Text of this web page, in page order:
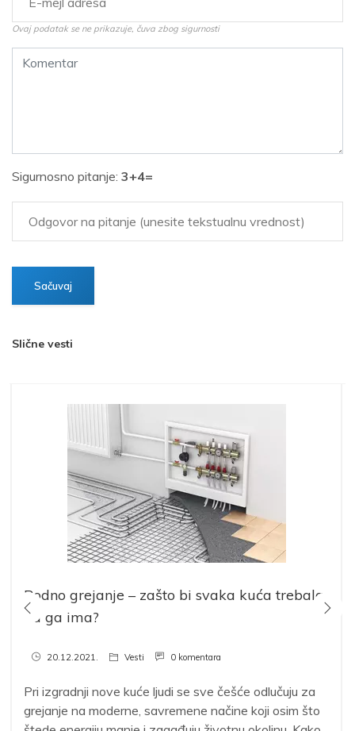
Ovaj podatak se ne prikazuje, čuva zbog sigurnosti
Sigurnosno pitanje: 3+4=
Slične vesti
Podno grejanje – zašto bi svaka kuća trebala
da ga ima?
20.12.2021. Vesti 0 komentara
Pri izgradnji nove kuće ljudi se sve češće odlučuju za
grejanje na moderne, savremene načine koji osim što